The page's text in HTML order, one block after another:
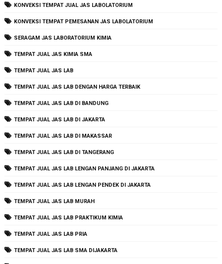
KONVEKSI TEMPAT JUAL JAS LABOLATORIUM
KONVEKSI TEMPAT PEMESANAN JAS LABOLATORIUM
SERAGAM JAS LABORATORIUM KIMIA
TEMPAT JUAL JAS KIMIA SMA
TEMPAT JUAL JAS LAB
TEMPAT JUAL JAS LAB DENGAN HARGA TERBAIK
TEMPAT JUAL JAS LAB DI BANDUNG
TEMPAT JUAL JAS LAB DI JAKARTA
TEMPAT JUAL JAS LAB DI MAKASSAR
TEMPAT JUAL JAS LAB DI TANGERANG
TEMPAT JUAL JAS LAB LENGAN PANJANG DI JAKARTA
TEMPAT JUAL JAS LAB LENGAN PENDEK DI JAKARTA
TEMPAT JUAL JAS LAB MURAH
TEMPAT JUAL JAS LAB PRAKTIKUM KIMIA
TEMPAT JUAL JAS LAB PRIA
TEMPAT JUAL JAS LAB SMA DIJAKARTA